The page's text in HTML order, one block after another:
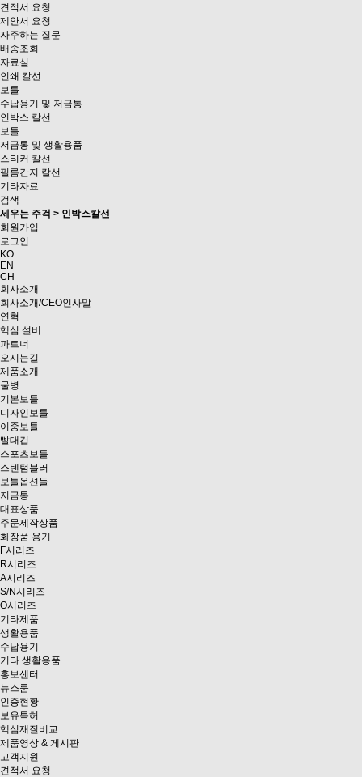
견적서 요청
제안서 요청
자주하는 질문
배송조회
자료실
인쇄 칼선
보틀
수납용기 및 저금통
인박스 칼선
보틀
저금통 및 생활용품
스티커 칼선
필름간지 칼선
기타자료
검색
세우는 주걱 > 인박스칼선
회원가입
로그인
KO
EN
CH
회사소개
회사소개/CEO인사말
연혁
핵심 설비
파트너
오시는길
제품소개
물병
기본보틀
디자인보틀
이중보틀
빨대컵
스포츠보틀
스텐텀블러
보틀옵션들
저금통
대표상품
주문제작상품
화장품 용기
F시리즈
R시리즈
A시리즈
S/N시리즈
O시리즈
기타제품
생활용품
수납용기
기타 생활용품
홍보센터
뉴스룸
인증현황
보유특허
핵심재질비교
제품영상 & 게시판
고객지원
견적서 요청